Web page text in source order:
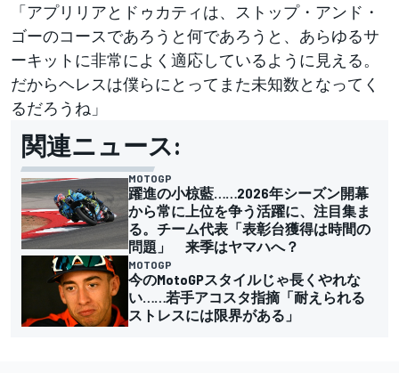
「アプリリアとドゥカティは、ストップ・アンド・
ゴーのコースであろうと何であろうと、あらゆるサ
ーキットに非常によく適応しているように見える。
だからヘレスは僕らにとってまた未知数となってく
るだろうね」
関連ニュース:
MOTOGP
躍進の小椋藍……2026年シーズン開幕
から常に上位を争う活躍に、注目集ま
る。チーム代表「表彰台獲得は時間の
問題」 来季はヤマハへ？
MOTOGP
今のMotoGPスタイルじゃ長くやれな
い……若手アコスタ指摘「耐えられる
ストレスには限界がある」